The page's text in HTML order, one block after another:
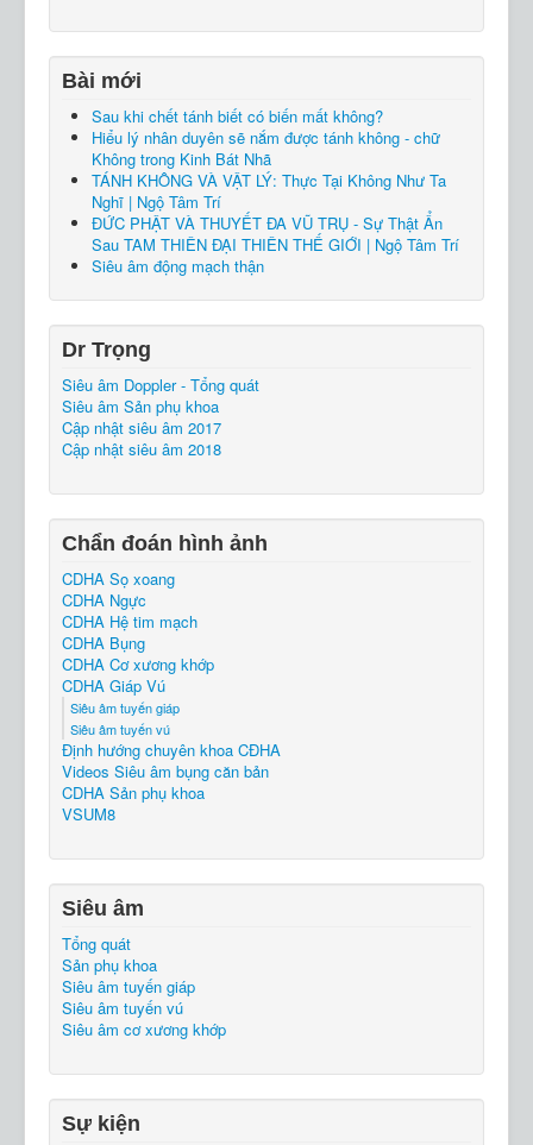
Bài mới
Sau khi chết tánh biết có biến mất không?
Hiểu lý nhân duyên sẽ nắm được tánh không - chữ
Không trong Kinh Bát Nhã
TÁNH KHÔNG VÀ VẬT LÝ: Thực Tại Không Như Ta
Nghĩ | Ngộ Tâm Trí
ĐỨC PHẬT VÀ THUYẾT ĐA VŨ TRỤ - Sự Thật Ẩn
Sau TAM THIÊN ĐẠI THIÊN THẾ GIỚI | Ngộ Tâm Trí
Siêu âm động mạch thận
Dr Trọng
Siêu âm Doppler - Tổng quát
Siêu âm Sản phụ khoa
Cập nhật siêu âm 2017
Cập nhật siêu âm 2018
Chẩn đoán hình ảnh
CDHA Sọ xoang
CDHA Ngực
CDHA Hệ tim mạch
CDHA Bụng
CDHA Cơ xương khớp
CDHA Giáp Vú
Siêu âm tuyến giáp
Siêu âm tuyến vú
Định hướng chuyên khoa CĐHA
Videos Siêu âm bụng căn bản
CDHA Sản phụ khoa
VSUM8
Siêu âm
Tổng quát
Sản phụ khoa
Siêu âm tuyến giáp
Siêu âm tuyến vú
Siêu âm cơ xương khớp
Sự kiện